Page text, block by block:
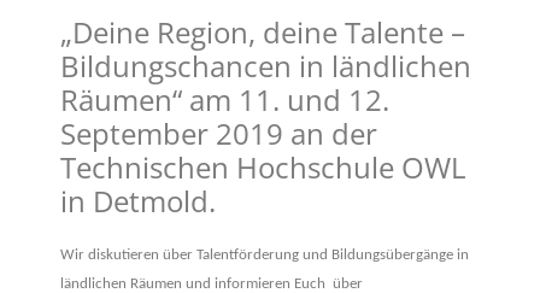
„Deine Region, deine Talente –
Bildungschancen in ländlichen
Räumen“ am 11. und 12.
September 2019 an der
Technischen Hochschule OWL
in Detmold.
Wir diskutieren über Talentförderung und Bildungsübergänge in
ländlichen Räumen und informieren Euch über